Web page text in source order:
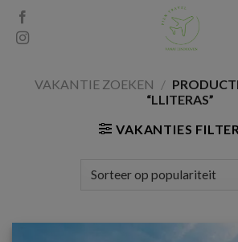
Skip
content
VAKANTIE ZOEKEN /
“LLITERAS”
VAKANTIES